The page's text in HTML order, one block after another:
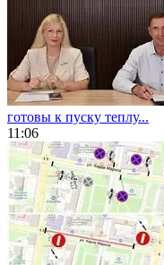
готовы к пуску теплу...
11:06